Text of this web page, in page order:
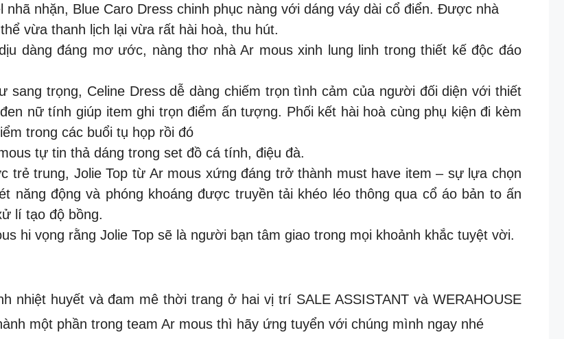
nhặn, Blue Caro Dress chinh phục nàng với dáng váy dài cổ điển. Được nhà
vừa thanh lịch lại vừa rất hài hoà, thu hút.
dàng đáng mơ ước, nàng thơ nhà Ar mous xinh lung linh trong thiết kế độc đáo
trọng, Celine Dress dễ dàng chiếm trọn tình cảm của người đối diện với thiết
nữ tính giúp item ghi trọn điểm ấn tượng. Phối kết hài hoà cùng phụ kiện đi kèm
trong các buổi tụ họp rồi đó
tự tin thả dáng trong set đồ cá tính, điệu đà.
trẻ trung, Jolie Top từ Ar mous xứng đáng trở thành must have item – sự lựa chọn
năng động và phóng khoáng được truyền tải khéo léo thông qua cổ áo bản to ấn
lí tạo độ bồng.
hi vọng rằng Jolie Top sẽ là người bạn tâm giao trong mọi khoảnh khắc tuyệt vời.
nhiệt huyết và đam mê thời trang ở hai vị trí SALE ASSISTANT và WERAHOUSE
một phần trong team Ar mous thì hãy ứng tuyển với chúng mình ngay nhé